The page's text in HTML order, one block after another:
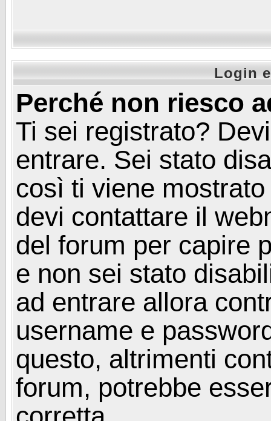
Login
Perché non riesco
Ti sei registrato?
entrare. Sei stato
così ti viene
devi contattare il
del forum per capire
e non sei stato
ad entrare allora
username e
questo, altrimenti
forum, potrebbe